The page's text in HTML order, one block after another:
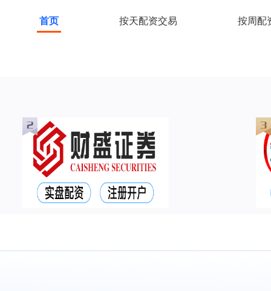
首页 按天配资交易 按周配